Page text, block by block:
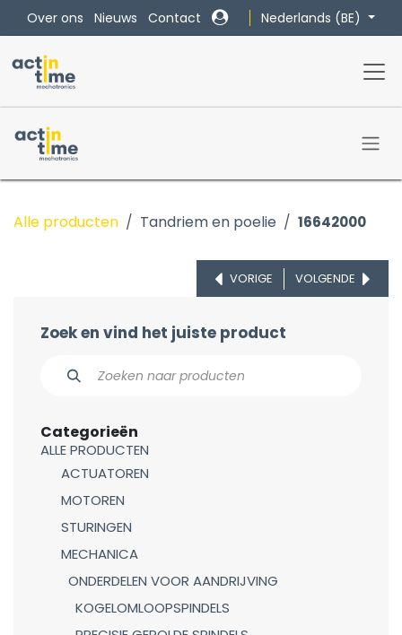
Overslaan naar inhoud
Over ons Nieuws Contact Nederlands (BE)
Alle producten Tandriem en poelie 16642000
VORIGE VOLGENDE
Zoek en vind het juiste product
Categorieën
ALLE PRODUCTEN
ACTUATOREN
MOTOREN
STURINGEN
MECHANICA
ONDERDELEN VOOR AANDRIJVING
KOGELOMLOOPSPINDELS